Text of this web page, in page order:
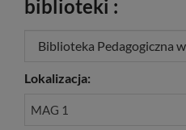
biblioteki :
Lokalizacja:
MAG 1